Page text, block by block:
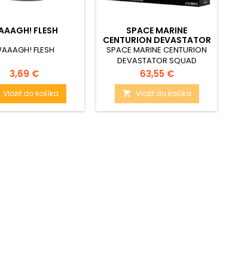
FLESH
FLESH
Cena
3,69 €
Vložiť do košíka
SPACE MARINE
CENTURION DEVASTATOR
SQUAD
SPACE MARINE CENTURION
DEVASTATOR SQUAD
Cena
63,55 €
 Vložiť do košíka